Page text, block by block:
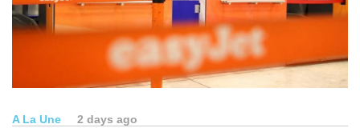
A La Une 2 days ago